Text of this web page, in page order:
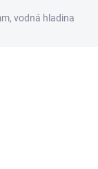
vodná hladina